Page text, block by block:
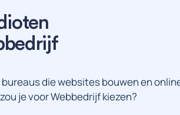
bureaus die websites bouwen en
je voor Webbedrijf kiezen?